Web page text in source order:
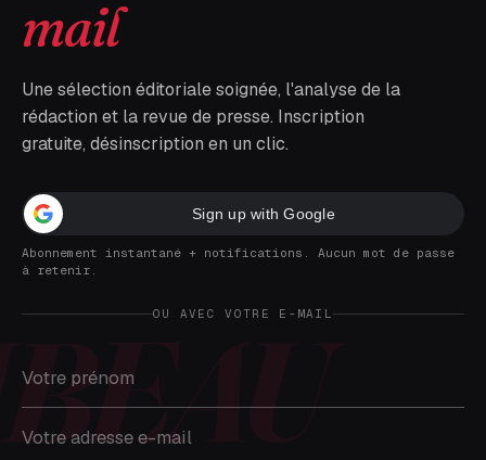
mail
Une sélection éditoriale soignée, l'analyse de la
rédaction et la revue de presse. Inscription
gratuite, désinscription en un clic.
Sign up with Google
Abonnement instantané + notifications. Aucun mot de passe
à retenir.
OU AVEC VOTRE E-MAIL